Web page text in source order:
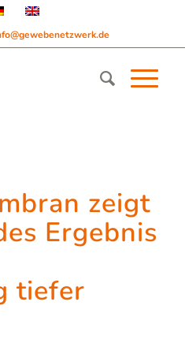
zeigt
Ergebnis
tiefer